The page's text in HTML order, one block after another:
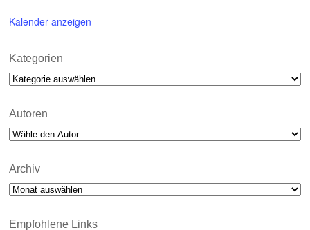
Kalender anzeigen
Kategorien
Kategorien
Autoren
Archiv
Archiv
Empfohlene Links